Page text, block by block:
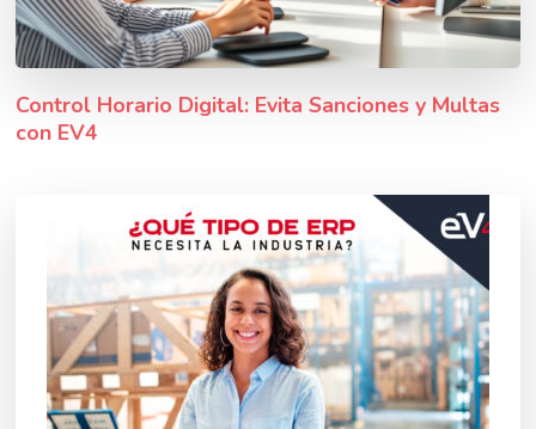
Control Horario Digital: Evita Sanciones y Multas
con EV4